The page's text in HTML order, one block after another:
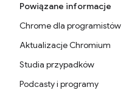
Powiązane informacje
Chrome dla programistów
Aktualizacje Chromium
Studia przypadków
Podcasty i programy